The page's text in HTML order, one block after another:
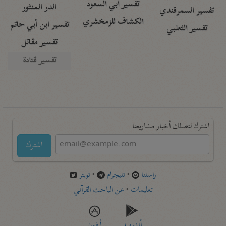
تفسير السمرقندي
تفسير الثعلبي
تفسير أبي السعود
الكشاف للزمخشري
الدر المنثور
تفسير ابن أبي حاتم
تفسير مقاتل
تفسير قتادة
اشترك لتصلك أخبار مشاريعنا
اشترك
راسلنا •تليجرام •تويتر
تعليمات •عن الباحث القرآني